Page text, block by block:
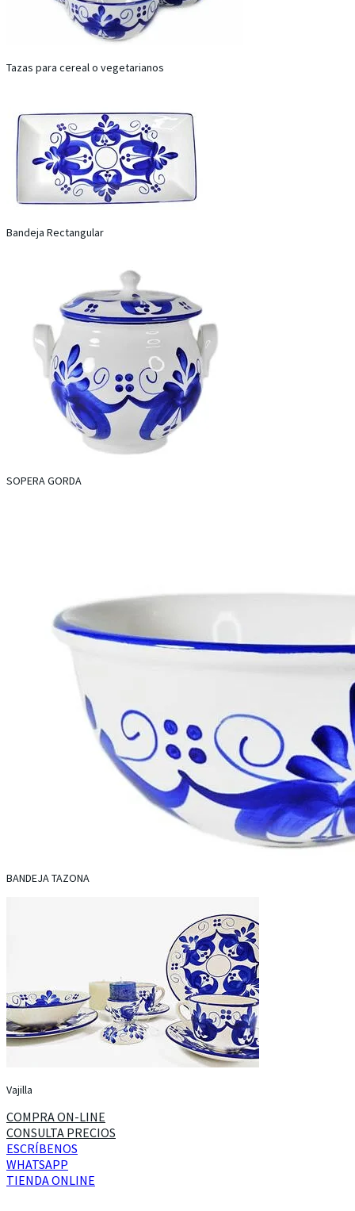
Tazas para cereal o vegetarianos
Bandeja Rectangular
SOPERA GORDA
BANDEJA TAZONA
Vajilla
COMPRA ON-LINE
CONSULTA PRECIOS
ESCRÍBENOS
WHATSAPP
TIENDA ONLINE